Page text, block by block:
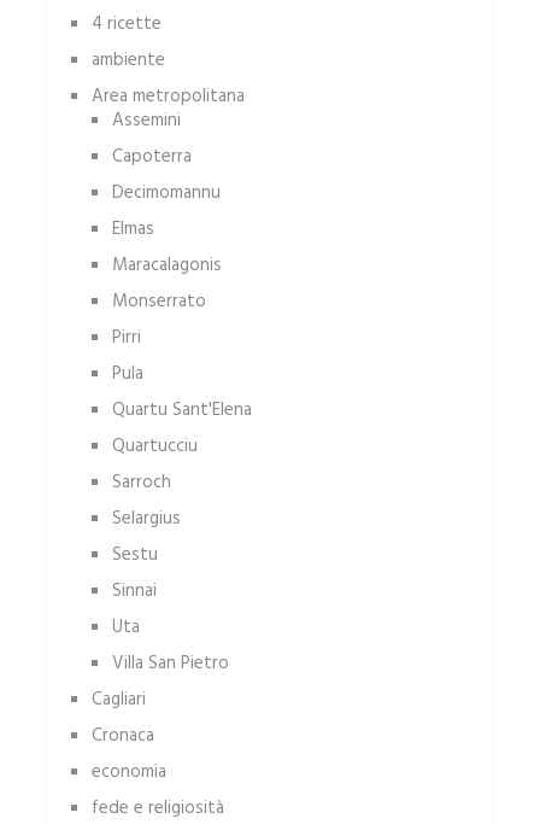
4 ricette
ambiente
Area metropolitana
Assemini
Capoterra
Decimomannu
Elmas
Maracalagonis
Monserrato
Pirri
Pula
Quartu Sant'Elena
Quartucciu
Sarroch
Selargius
Sestu
Sinnai
Uta
Villa San Pietro
Cagliari
Cronaca
economia
fede e religiosità